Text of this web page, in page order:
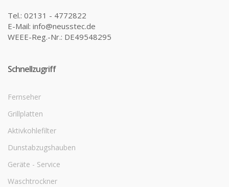
Tel.: 02131 - 4772822
E-Mail: info@neusstec.de
WEEE-Reg.-Nr.: DE49548295
Schnellzugriff
Fernseher
Grillplatten
Aktivkohlefilter
Dunstabzugshauben
Geräte - Service
Waschtrockner